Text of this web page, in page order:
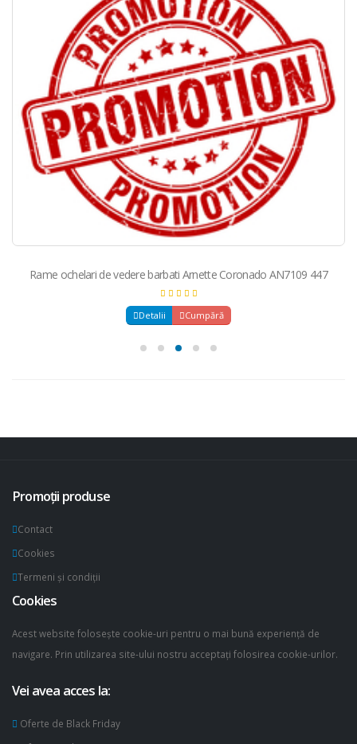
Rame ochelari de vedere barbati Arnette Coronado AN7109 447
Detalii Cumpără
Promoții produse
Contact
Cookies
Termeni și condiții
Cookies
Acest website folosește cookie-uri pentru o mai bună experiență de
navigare. Prin utilizarea site-ului nostru acceptați folosirea cookie-urilor.
Vei avea acces la:
Oferte de Black Friday